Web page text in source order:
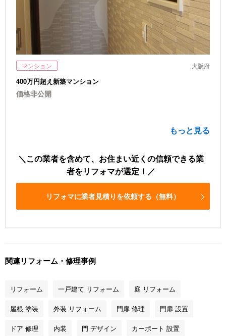
マンション 大阪府
400万円超え新築マンション
価格非公開
もっと見る
この業者を含めて、お住まい近くの信頼できる業
者をリフォマが選定！
リフォマに業者見積りを依頼する（無料）
関連リフォーム・修理事例
リフォーム 一戸建て リフォーム 庭 リフォーム
屋根 塗装 外装 リフォーム 門扉 修理 門扉 設置
ドア 修理 内装 門 デザイン カーポート 設置